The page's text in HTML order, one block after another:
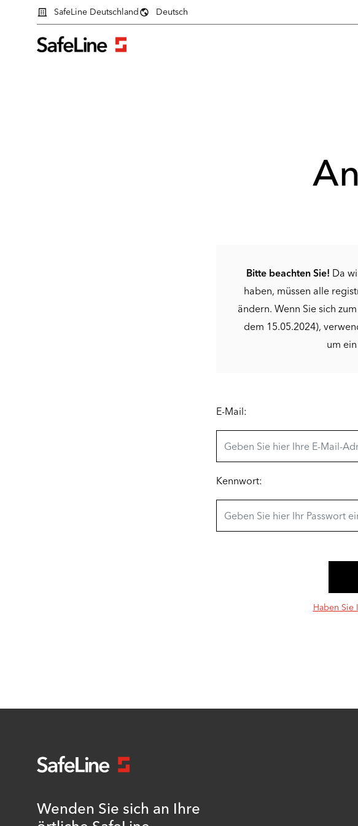
SafeLine Deutschland Deutsch
Bitte beachten Sie! Da
haben, müssen alle
ändern. Wenn Sie sich
dem 15.05.2024),
um
Anmeldeformular
E-Mail:
Kennwort:
Haben Sie
Wenden Sie sich an Ihre